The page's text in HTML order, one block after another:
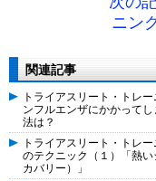
ニン
関連記事
トライアスリート・トレ
ンフルエンザにかかって
法は？
トライアスリート・トレ
のテクニック（１）「熱
カバリー）」